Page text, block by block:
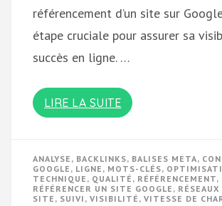
référencement d’un site sur
étape cruciale pour assurer sa
succès en ligne. …
LIRE LA SUITE
ANALYSE , BACKLINKS, BALISES META,
GOOGLE , LIGNE , MOTS-CLÉS,
TECHNIQUE , QUALITÉ , RÉFÉRENCEMENT,
RÉFÉRENCER UN SITE GOOGLE ,
SITE , SUIVI , VISIBILITÉ , VITESSE DE